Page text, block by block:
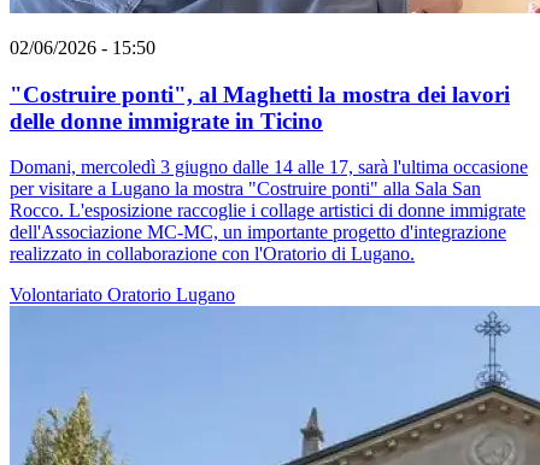
02/06/2026 - 15:50
"Costruire ponti", al Maghetti la mostra dei lavori
delle donne immigrate in Ticino
Domani, mercoledì 3 giugno dalle 14 alle 17, sarà l'ultima occasione
per visitare a Lugano la mostra "Costruire ponti" alla Sala San
Rocco. L'esposizione raccoglie i collage artistici di donne immigrate
dell'Associazione MC-MC, un importante progetto d'integrazione
realizzato in collaborazione con l'Oratorio di Lugano.
Volontariato Oratorio Lugano